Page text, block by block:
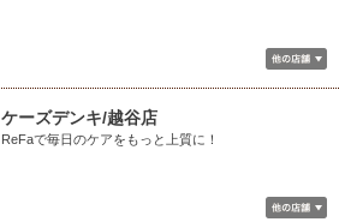
ケーズデンキ/越谷店
ReFaで毎日のケアをもっと上質に！